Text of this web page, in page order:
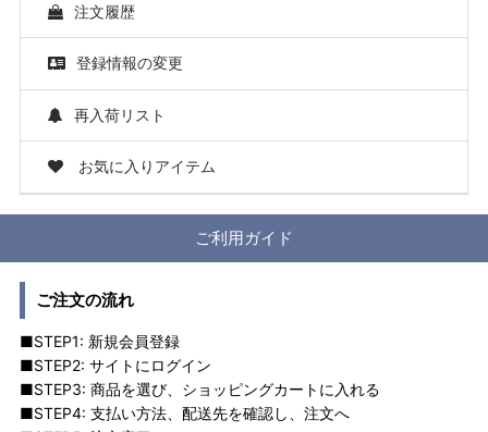
注文履歴
登録情報の変更
再入荷リスト
お気に入りアイテム
ご利用ガイド
ご注文の流れ
■STEP1: 新規会員登録
■STEP2: サイトにログイン
■STEP3: 商品を選び、ショッピングカートに入れる
■STEP4: 支払い方法、配送先を確認し、注文へ